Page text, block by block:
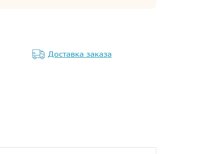
Доставка заказа